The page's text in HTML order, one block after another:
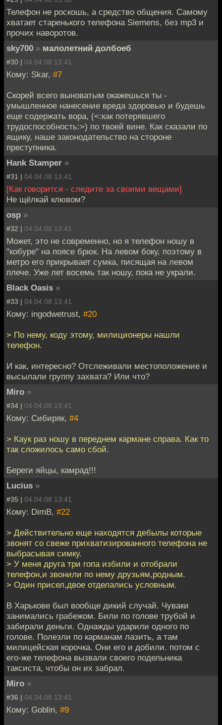
Телефон не роскошь, а средство общения. Самому
хватает старенького телефона Siemens, без mp3 и
прочих наворотов.
sky700 » малолетний долбоеб
#30 | 04.04.08 13:41
Кому: Skar, #7
Скорей всего выноватым окажешься ты -
умышленное нанесение вреда здоровью и будешь
еще содержать вора, (<:как потерявшего
трудоспособность:>) по твоей вине. Как сказали по
ящику, наше законодательство на стороне
преступника.
Hank Stamper »
#31 | 04.04.08 13:41
[Как говорится - следите за своими вещами]
Не щёлкай клювом?
osp »
#32 | 04.04.08 13:41
Может, это не современно, но я телефон ношу в
"кобуре" на поясе брюк. На левом боку, поэтому в
метро его прикрывает сумка, писящая на левом
плече. Уже лет восемь так ношу, пока не украли.
Black Oasis »
#33 | 04.04.08 13:41
Кому: ingodwetrust, #20
> По нему, коду этому, милиционеры нашли
телефон.
И как, интересно? Отслеживали местоположение и
высылали группу захвата? Или что?
Miro »
#34 | 04.04.08 13:41
Кому: Сибиряк, #4
> Каук раз ношу в переднем кармане справа. Как то
так сложилось само сбой.
Береги яйцы, камрад!!!
Lucius »
#35 | 04.04.08 13:41
Кому: DimB, #22
> Действительно еще находятся дебылы которые
звонят со свеже прихватизированного телефона не
выбрасывая симку.
> У меня друга три гопа избили и отобрали
телефон,и звонили по нему друзьям,родным.
> Один присел,двое отделались условным.
В Харькове был вообще дикий случай. Чуваки
занимались грабежом. Били по голове трубой и
забирали деньги. Однажды ударили одного по
голове. Полезли по карманам лазить, а там
милицейская корочка. Они его и добили. потом с
его-же телефона вызвали своего подельника
таксиста, чтобы он их забрал.
Miro »
#36 | 04.04.08 13:41
Кому: Goblin, #9